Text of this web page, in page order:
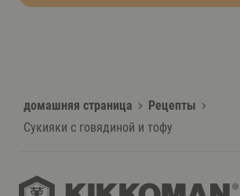
домашняя страница
Рецепты
Сукияки с говядиной и тофу